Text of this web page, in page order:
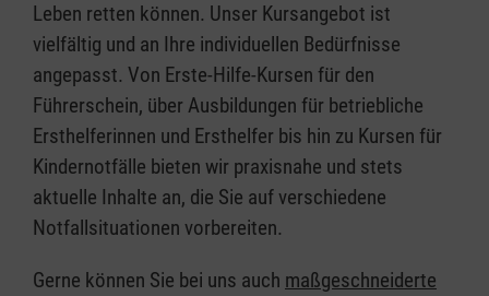
Leben retten können. Unser Kursangebot ist
vielfältig und an Ihre individuellen Bedürfnisse
angepasst. Von Erste-Hilfe-Kursen für den
Führerschein, über Ausbildungen für betriebliche
Ersthelferinnen und Ersthelfer bis hin zu Kursen für
Kindernotfälle bieten wir praxisnahe und stets
aktuelle Inhalte an, die Sie auf verschiedene
Notfallsituationen vorbereiten.
Gerne können Sie bei uns auch maßgeschneiderte